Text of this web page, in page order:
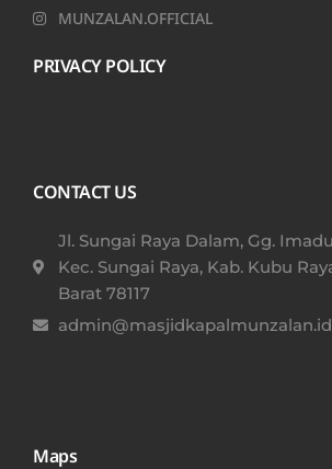
MUNZALAN.OFFICIAL
PRIVACY POLICY
CONTACT US
Jl. Sungai Raya Dalam, Gg.
Kec. Sungai Raya, Kab. Kubu
Barat 78117​
admin@masjidkapalmunzalan.id
Maps